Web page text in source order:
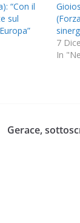
“Con il
sul
7
In
Gerace,